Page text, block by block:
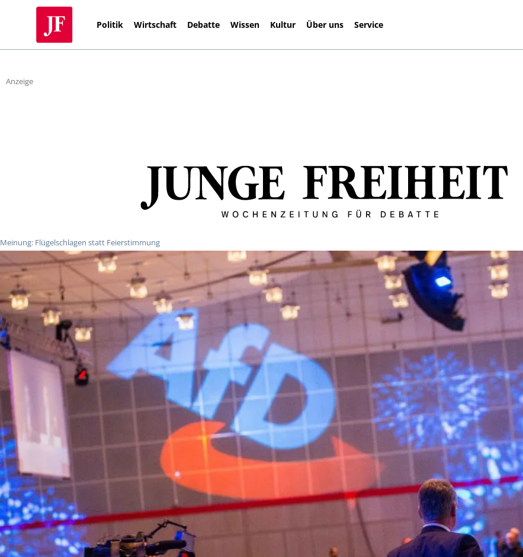
Politik Wirtschaft Debatte Wissen Kultur Über uns Service
Anzeige
Meinung: Flügelschlagen statt Feierstimmung